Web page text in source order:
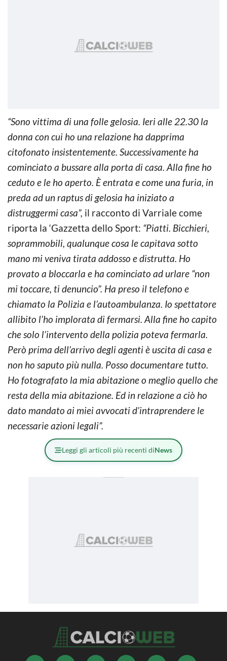
“Sono vittima di una folle gelosia. Ieri alle 22.30 la
donna con cui ho una relazione ha dapprima
citofonato insistentemente. Successivamente ha
cominciato a bussare alla porta di casa. Alla fine ho
ceduto e le ho aperto. È entrata e come una furia, in
preda ad un raptus di gelosia ha iniziato a
distruggermi casa”, il racconto di Varriale come
riporta la ‘Gazzetta dello Sport: “Piatti. Bicchieri,
soprammobili, qualunque cosa le capitava sotto
mano mi veniva tirata addosso e distrutta. Ho
provato a bloccarla e ha cominciato ad urlare “non
mi toccare, ti denuncio”. Ha preso il telefono e
chiamato la Polizia e l’autoambulanza. Io spettatore
allibito l’ho implorata di fermarsi. Alla fine ho capito
che solo l’intervento della polizia poteva fermarla.
Però prima dell’arrivo degli agenti è uscita di casa e
non ho saputo più nulla. Posso documentare tutto.
Ho fotografato la mia abitazione o meglio quello che
resta della mia abitazione. Ed in relazione a ciò ho
dato mandato ai miei avvocati d’intraprendere le
necessarie azioni legali”.
Leggi gli articoli più recenti diNews